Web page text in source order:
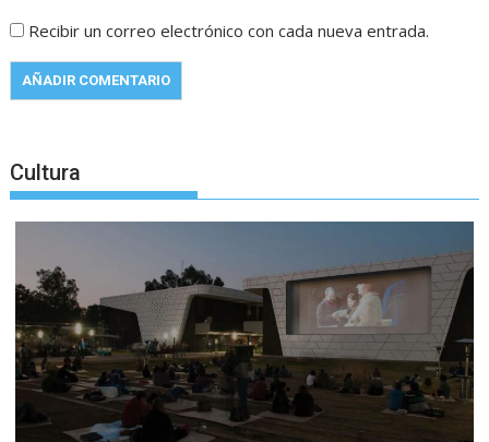
Recibir un correo electrónico con cada nueva entrada.
Cultura